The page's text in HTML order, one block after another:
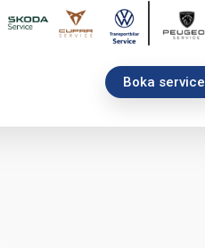
Boka service